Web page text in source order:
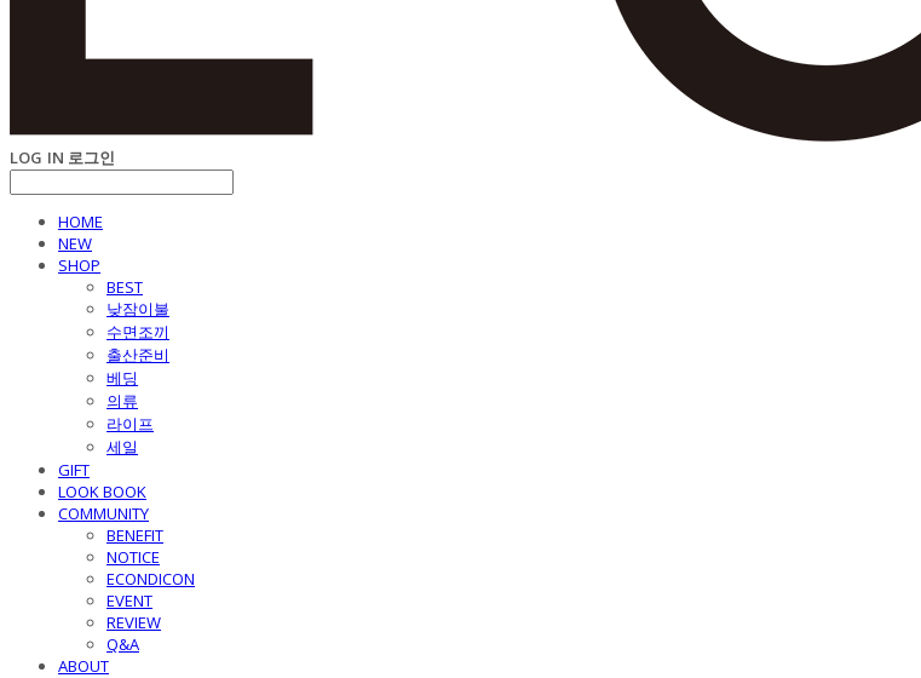
LOG IN 로그인
HOME
NEW
SHOP
BEST
낮잠이불
수면조끼
출산준비
베딩
의류
라이프
세일
GIFT
LOOK BOOK
COMMUNITY
BENEFIT
NOTICE
ECONDICON
EVENT
REVIEW
Q&A
ABOUT